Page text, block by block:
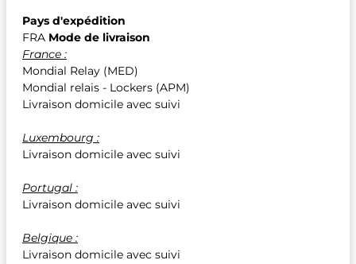
Pays d'expédition
FRA Mode de livraison
France :
Mondial Relay (MED)
Mondial relais - Lockers (APM)
Livraison domicile avec suivi
Luxembourg :
Livraison domicile avec suivi
Portugal :
Livraison domicile avec suivi
Belgique :
Livraison domicile avec suivi